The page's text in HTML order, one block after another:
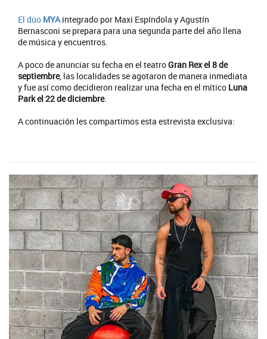
El dúo MYAintegrado por Maxi Espíndola y Agustín
Bernasconi se prepara para una segunda parte del año llena
de música y encuentros.
A poco de anunciar su fecha en el teatroGran Rex el 8 de
septiembre, las localidades se agotaron de manera inmediata
y fue así como decidieron realizar una fecha en el mítico Luna
Park el 22 de diciembre.
A continuación les compartimos esta estrevista exclusiva: